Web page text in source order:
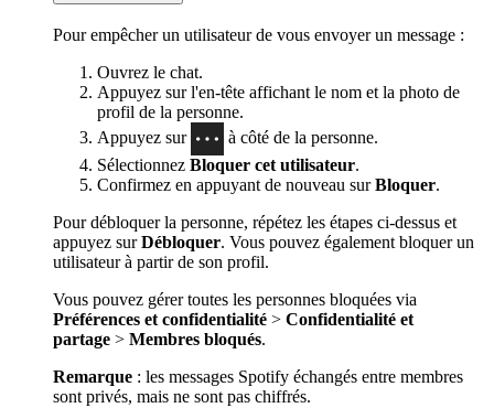
Pour empêcher un utilisateur de vous envoyer un message :
Ouvrez le chat.
Appuyez sur l'en-tête affichant le nom et la photo de
profil de la personne.
Appuyez sur
à côté de la personne.
Sélectionnez Bloquer cet utilisateur.
Confirmez en appuyant de nouveau surBloquer.
Pour débloquer la personne, répétez les étapes ci-dessus et
appuyez surDébloquer. Vous pouvez également bloquer un
utilisateur à partir de son profil.
Vous pouvez gérer toutes les personnes bloquées via
Préférences et confidentialité > Confidentialité et
partage > Membres bloqués.
Remarque : les messages Spotify échangés entre membres
sont privés, mais ne sont pas chiffrés.